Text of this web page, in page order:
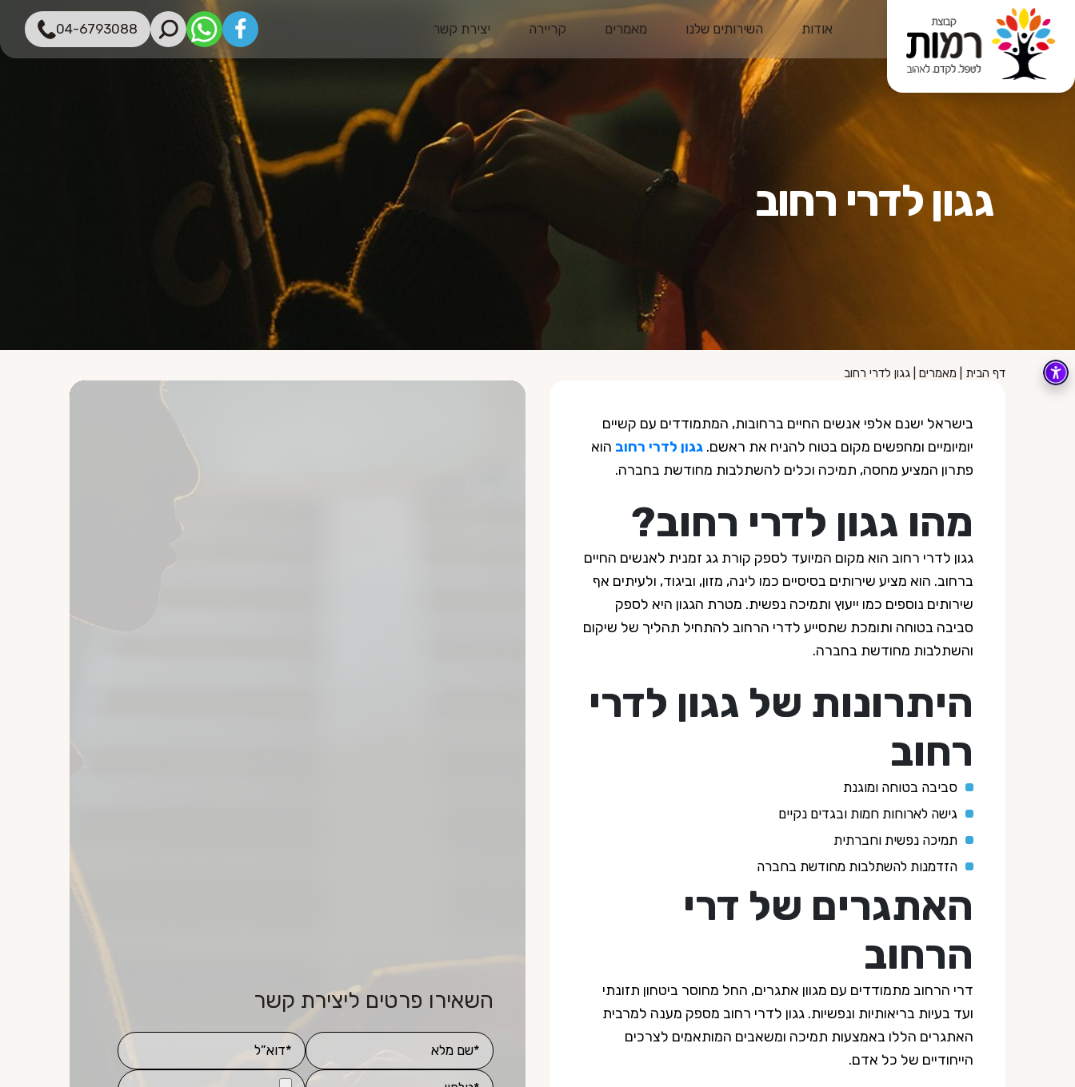
אודות השירותים שלנו מאמרים קריירה יצירת קשר 04-6793088
גגון לדרי רחוב
דף הבית מאמרים גגון לדרי רחוב
בישראל ישנם אלפי אנשים החיים ברחובות, המתמודדים עם קשיים
יומיומיים ומחפשים מקום בטוח להניח את ראשם. גגון לדרי רחוב הוא
פתרון המציע מחסה, תמיכה וכלים להשתלבות מחודשת בחברה.
מהו גגון לדרי רחוב?
גגון לדרי רחוב הוא מקום המיועד לספק קורת גג זמנית לאנשים החיים
ברחוב. הוא מציע שירותים בסיסיים כמו לינה, מזון, וביגוד, ולעיתים אף
שירותים נוספים כמו ייעוץ ותמיכה נפשית. מטרת הגגון היא לספק
סביבה בטוחה ותומכת שתסייע לדרי הרחוב להתחיל תהליך של שיקום
והשתלבות מחודשת בחברה.
היתרונות של גגון לדרי
רחוב
סביבה בטוחה ומוגנת
גישה לארוחות חמות ובגדים נקיים
תמיכה נפשית וחברתית
הזדמנות להשתלבות מחודשת בחברה
האתגרים של דרי
הרחוב
דרי הרחוב מתמודדים עם מגוון אתגרים, החל מחוסר ביטחון תזונתי
ועד בעיות בריאותיות ונפשיות. גגון לדרי רחוב מספק מענה למרבית
האתגרים הללו באמצעות תמיכה ומשאבים המותאמים לצרכים
הייחודיים של כל אדם.
השאירו פרטים ליצירת קשר